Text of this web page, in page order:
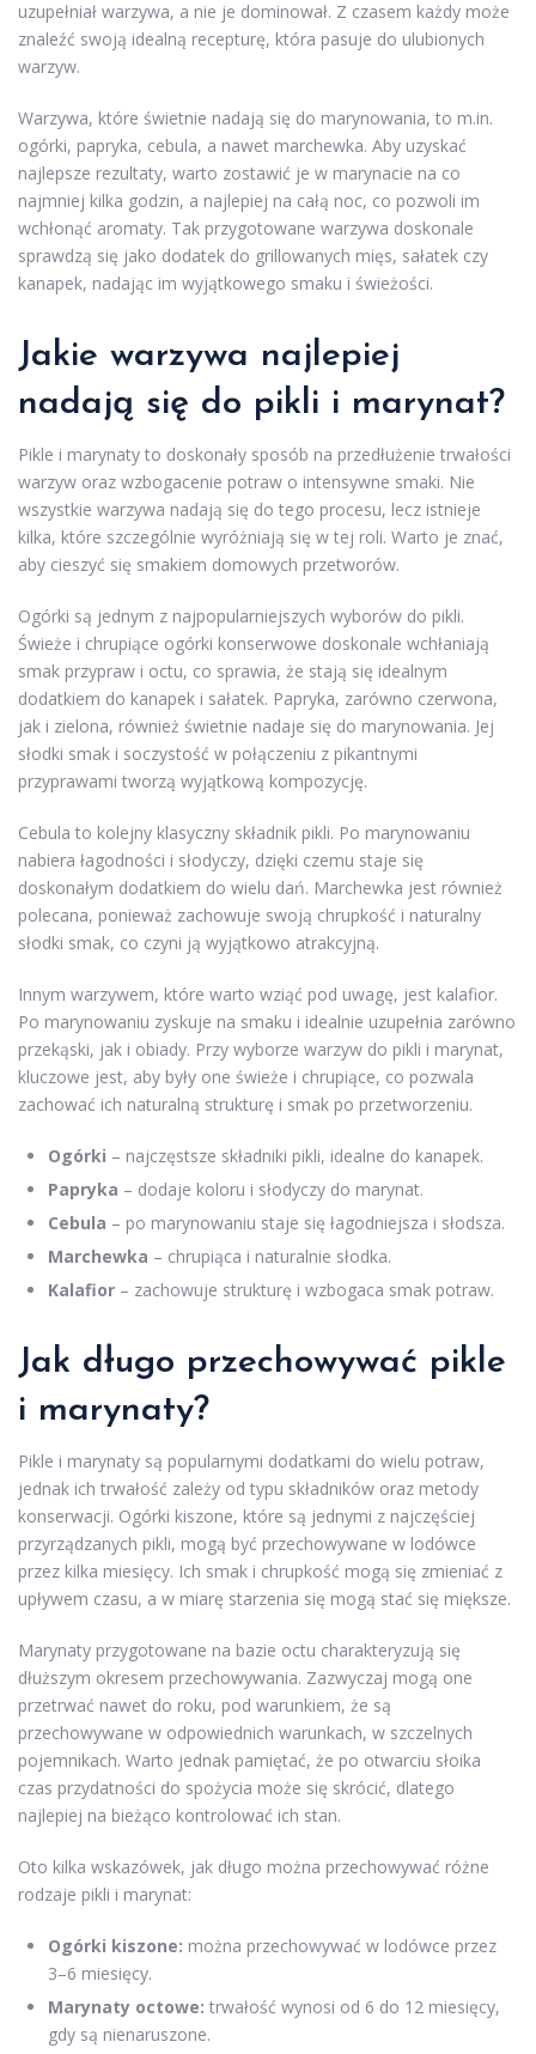
uzupełniał warzywa, a nie je dominował. Z czasem każdy może
znaleźć swoją idealną recepturę, która pasuje do ulubionych
warzyw.
Warzywa, które świetnie nadają się do marynowania, to m.in.
ogórki, papryka, cebula, a nawet marchewka. Aby uzyskać
najlepsze rezultaty, warto zostawić je w marynacie na co
najmniej kilka godzin, a najlepiej na całą noc, co pozwoli im
wchłonąć aromaty. Tak przygotowane warzywa doskonale
sprawdzą się jako dodatek do grillowanych mięs, sałatek czy
kanapek, nadając im wyjątkowego smaku i świeżości.
Jakie warzywa najlepiej
nadają się do pikli i marynat?
Pikle i marynaty to doskonały sposób na przedłużenie trwałości
warzyw oraz wzbogacenie potraw o intensywne smaki. Nie
wszystkie warzywa nadają się do tego procesu, lecz istnieje
kilka, które szczególnie wyróżniają się w tej roli. Warto je znać,
aby cieszyć się smakiem domowych przetworów.
Ogórki są jednym z najpopularniejszych wyborów do pikli.
Świeże i chrupiące ogórki konserwowe doskonale wchłaniają
smak przypraw i octu, co sprawia, że stają się idealnym
dodatkiem do kanapek i sałatek. Papryka, zarówno czerwona,
jak i zielona, również świetnie nadaje się do marynowania. Jej
słodki smak i soczystość w połączeniu z pikantnymi
przyprawami tworzą wyjątkową kompozycję.
Cebula to kolejny klasyczny składnik pikli. Po marynowaniu
nabiera łagodności i słodyczy, dzięki czemu staje się
doskonałym dodatkiem do wielu dań. Marchewka jest również
polecana, ponieważ zachowuje swoją chrupkość i naturalny
słodki smak, co czyni ją wyjątkowo atrakcyjną.
Innym warzywem, które warto wziąć pod uwagę, jest kalafior.
Po marynowaniu zyskuje na smaku i idealnie uzupełnia zarówno
przekąski, jak i obiady. Przy wyborze warzyw do pikli i marynat,
kluczowe jest, aby były one świeże i chrupiące, co pozwala
zachować ich naturalną strukturę i smak po przetworzeniu.
Ogórki – najczęstsze składniki pikli, idealne do kanapek.
Papryka – dodaje koloru i słodyczy do marynat.
Cebula – po marynowaniu staje się łagodniejsza i słodsza.
Marchewka – chrupiąca i naturalnie słodka.
Kalafior – zachowuje strukturę i wzbogaca smak potraw.
Jak długo przechowywać pikle
i marynaty?
Pikle i marynaty są popularnymi dodatkami do wielu potraw,
jednak ich trwałość zależy od typu składników oraz metody
konserwacji. Ogórki kiszone, które są jednymi z najczęściej
przyrządzanych pikli, mogą być przechowywane w lodówce
przez kilka miesięcy. Ich smak i chrupkość mogą się zmieniać z
upływem czasu, a w miarę starzenia się mogą stać się miększe.
Marynaty przygotowane na bazie octu charakteryzują się
dłuższym okresem przechowywania. Zazwyczaj mogą one
przetrwać nawet do roku, pod warunkiem, że są
przechowywane w odpowiednich warunkach, w szczelnych
pojemnikach. Warto jednak pamiętać, że po otwarciu słoika
czas przydatności do spożycia może się skrócić, dlatego
najlepiej na bieżąco kontrolować ich stan.
Oto kilka wskazówek, jak długo można przechowywać różne
rodzaje pikli i marynat:
Ogórki kiszone: można przechowywać w lodówce przez
3–6 miesięcy.
Marynaty octowe: trwałość wynosi od 6 do 12 miesięcy,
gdy są nienaruszone.